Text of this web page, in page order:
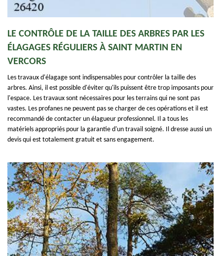
LE CONTRÔLE DE LA TAILLE DES ARBRES PAR LES
ÉLAGAGES RÉGULIERS À SAINT MARTIN EN
VERCORS
Les travaux d'élagage sont indispensables pour contrôler la taille des
arbres. Ainsi, il est possible d'éviter qu'ils puissent être trop imposants pour
l'espace. Les travaux sont nécessaires pour les terrains qui ne sont pas
vastes. Les profanes ne peuvent pas se charger de ces opérations et il est
recommandé de contacter un élagueur professionnel. Il a tous les
matériels appropriés pour la garantie d'un travail soigné. Il dresse aussi un
devis qui est totalement gratuit et sans engagement.